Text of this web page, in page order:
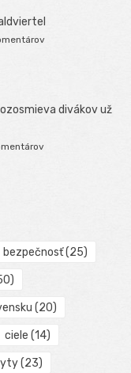
divákov už
bezpečnosť(25)
(20)
ciele (14)
(23)